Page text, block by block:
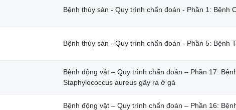
Bệnh thủy sản - Quy trình chẩn đoán - Phần 1: Bệnh
Bệnh thủy sản - Quy trình chẩn đoán - Phần 5: Bệnh
Bệnh động vật – Quy trình chẩn đoán – Phần 17:
Staphylococcus aureus gây ra ở gà
Bệnh động vật – Quy trình chẩn đoán – Phần 16: